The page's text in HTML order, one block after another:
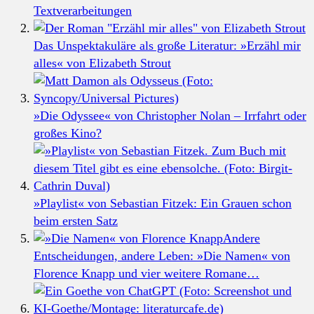
Textverarbeitungen
Das Unspektakuläre als große Literatur: »Erzähl mir
alles« von Elizabeth Strout
»Die Odyssee« von Christopher Nolan – Irrfahrt oder
großes Kino?
»Playlist« von Sebastian Fitzek: Ein Grauen schon
beim ersten Satz
Andere
Entscheidungen, andere Leben: »Die Namen« von
Florence Knapp und vier weitere Romane…